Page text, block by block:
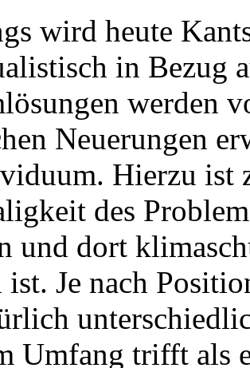
wird heute
in Bezug
werden
Neuerungen
Hierzu ist
des
und dort
Je nach
Umfang trifft als